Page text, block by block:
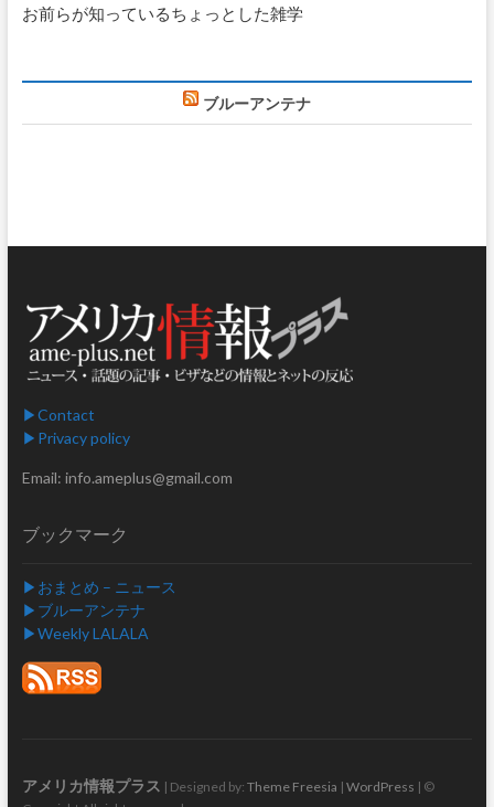
お前らが知っているちょっとした雑学
ブルーアンテナ
▶︎Contact
▶︎Privacy policy
Email: info.ameplus@gmail.com
ブックマーク
▶︎おまとめ – ニュース
▶︎ブルーアンテナ
▶︎Weekly LALALA
アメリカ情報プラス | Designed by: Theme Freesia | WordPress | ©